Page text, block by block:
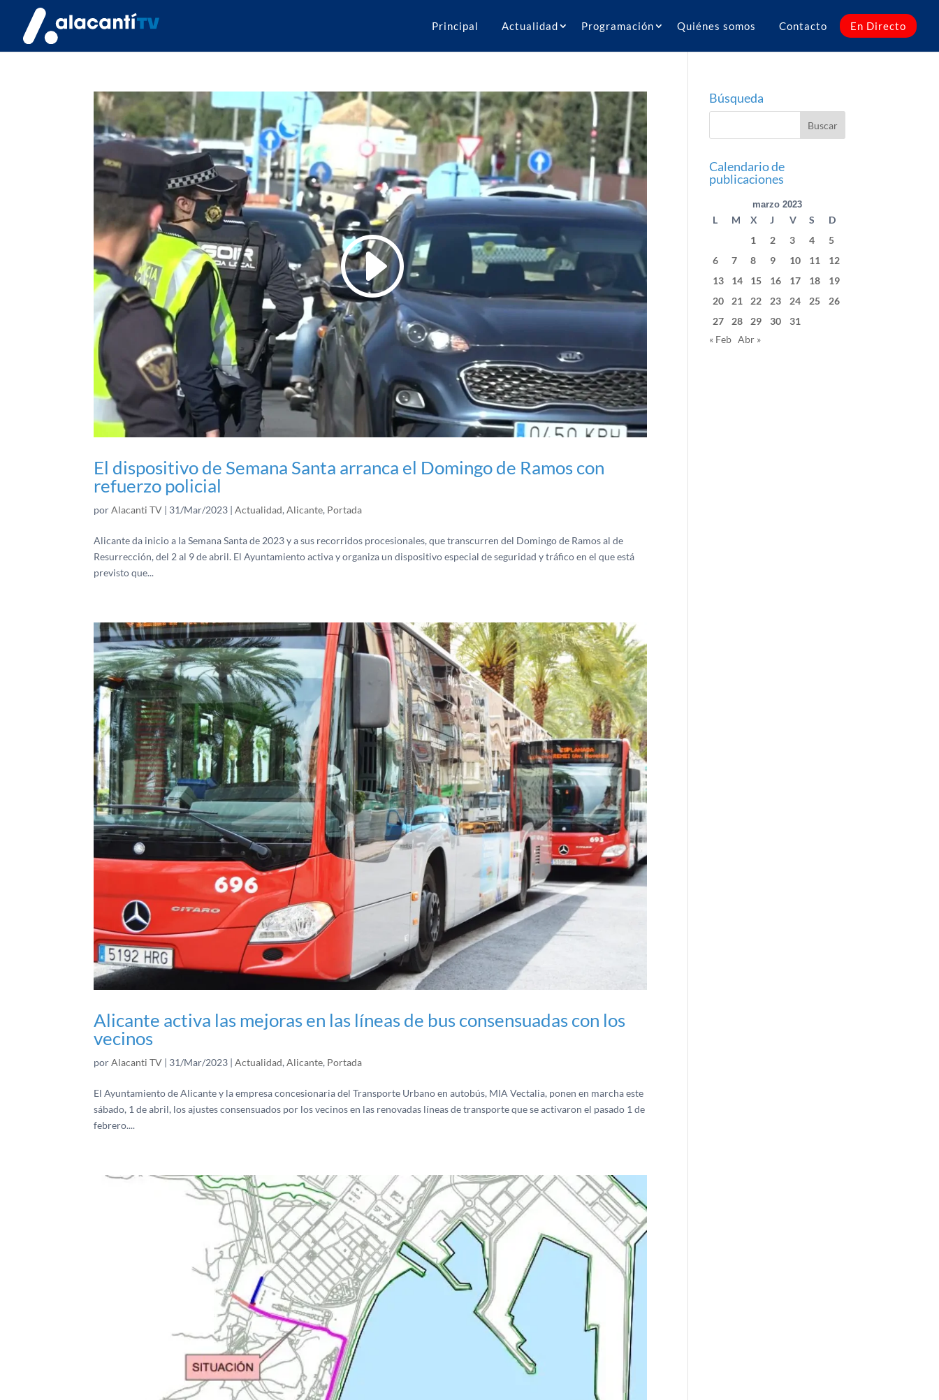
Principal Actualidad Programación Quiénes somos Contacto En Directo
El dispositivo de Semana Santa arranca el Domingo de Ramos con
refuerzo policial
porAlacanti TV | 31/Mar/2023 |Actualidad,Alicante, Portada
Alicante da inicio a la Semana Santa de 2023 y a sus recorridos procesionales, que transcurren del Domingo de Ramos al de
Resurrección, del 2 al 9 de abril. El Ayuntamiento activa y organiza un dispositivo especial de seguridad y tráfico en el que está
previsto que...
Alicante activa las mejoras en las líneas de bus consensuadas con los
vecinos
porAlacanti TV | 31/Mar/2023 |Actualidad,Alicante, Portada
El Ayuntamiento de Alicante y la empresa concesionaria del Transporte Urbano en autobús, MIA Vectalia, ponen en marcha este
sábado, 1 de abril, los ajustes consensuados por los vecinos en las renovadas líneas de transporte que se activaron el pasado 1 de
febrero....
Búsqueda
Calendario de
publicaciones
marzo 2023
L M X J V S
D
1
2 3 4
5
6
7 8 9 10 11
12
13
14 15 16 17 18
19
20
21 22 23 24 25
26
27
28 29 30
31
« Feb Abr »